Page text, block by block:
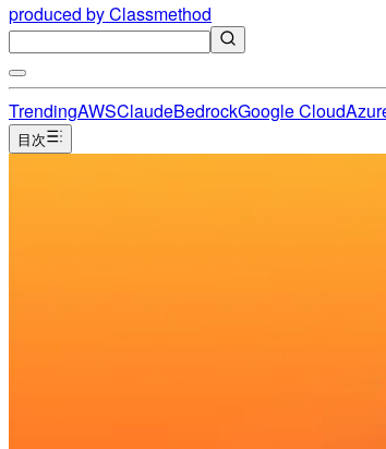
produced by Classmethod
TrendingAWSClaudeBedrockGoogle Cloud
目次